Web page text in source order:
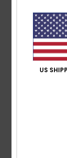
Matière :
Coupe :
Col :col
US